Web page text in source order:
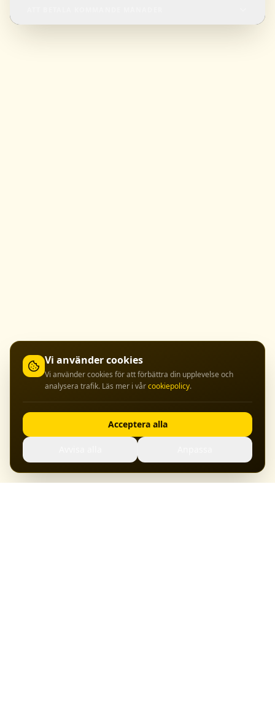
Vi använder cookies
Vi använder cookies för att förbättra din upplevelse och
analysera trafik. Läs mer i vårcookiepolicy.
Acceptera alla